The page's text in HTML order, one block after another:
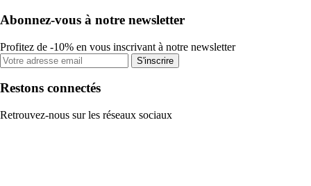
Abonnez-vous à notre newsletter
Profitez de -10% en vous inscrivant à notre newsletter
S'inscrire
Restons connectés
Retrouvez-nous sur les réseaux sociaux